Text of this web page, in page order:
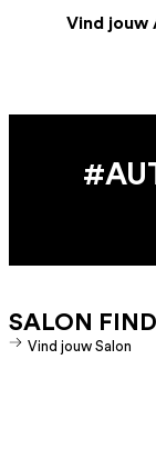
Vind jouw
SALON
Vind jouw Salon